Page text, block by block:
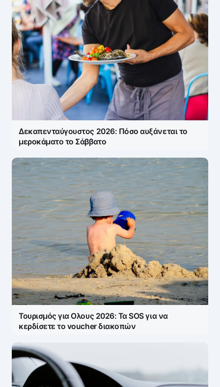
Δεκαπενταύγουστος 2026: Πόσο αυξάνεται το
μεροκάματο το Σάββατο
Τουρισμός για Ολους 2026: Τα SOS για να
κερδίσετε το voucher διακοπών